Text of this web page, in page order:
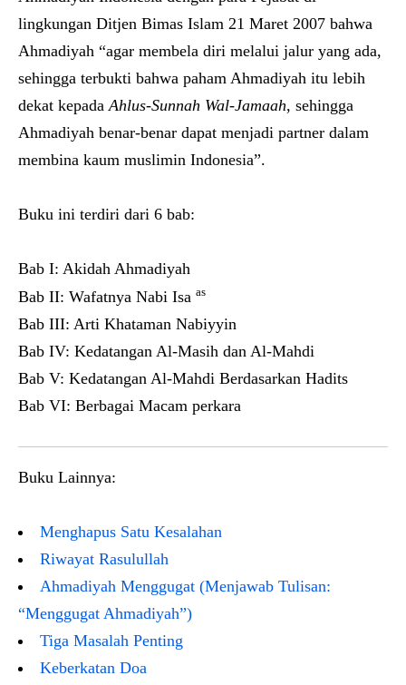
lingkungan Ditjen Bimas Islam 21 Maret 2007 bahwa
Ahmadiyah “agar membela diri melalui jalur yang ada,
sehingga terbukti bahwa paham Ahmadiyah itu lebih
dekat kepada Ahlus-Sunnah Wal-Jamaah, sehingga
Ahmadiyah benar-benar dapat menjadi partner dalam
membina kaum muslimin Indonesia”.
Buku ini terdiri dari 6 bab:
Bab I: Akidah Ahmadiyah
Bab II: Wafatnya Nabi Isa as
Bab III: Arti Khataman Nabiyyin
Bab IV: Kedatangan Al-Masih dan Al-Mahdi
Bab V: Kedatangan Al-Mahdi Berdasarkan Hadits
Bab VI: Berbagai Macam perkara
Buku Lainnya:
Menghapus Satu Kesalahan
Riwayat Rasulullah
Ahmadiyah Menggugat (Menjawab Tulisan:
“Menggugat Ahmadiyah”)
Tiga Masalah Penting
Keberkatan Doa